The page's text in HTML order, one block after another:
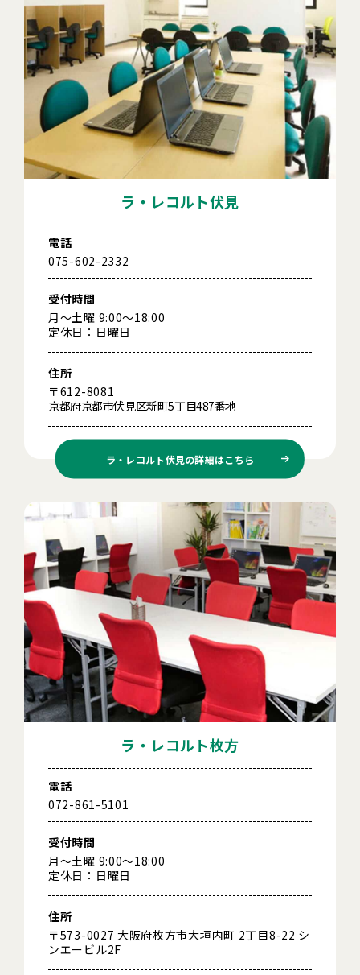
ラ・レコルト伏見
電話
075-602-2332
受付時間
月～土曜 9:00～18:00
定休日：日曜日
住所
〒612-8081
京都府京都市伏見区新町5丁目487番地
ラ・レコルト伏見の詳細はこちら
ラ・レコルト枚方
電話
072-861-5101
受付時間
月～土曜 9:00～18:00
定休日：日曜日
住所
〒573-0027 大阪府枚方市大垣内町 2丁目8-22 シ
ンエービル2F